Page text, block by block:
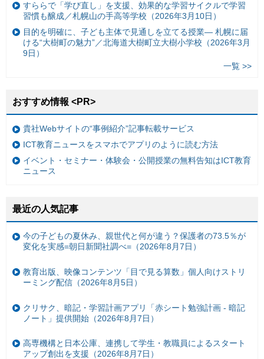
すららで「学び直し」を支援、効果的な学習サイクルで学習
習慣も醸成／札幌山の手高等学校（2026年3月10日）
目的を明確に、子ども主体で見通しを立てる授業— 札幌に届
ける“大樹町の魅力”／北海道大樹町立大樹小学校（2026年3月
9日）
一覧 >>
おすすめ情報 <PR>
貴社Webサイトの“事例紹介”記事転載サービス
ICT教育ニュースをスマホでアプリのように読む方法
イベント・セミナー・体験会・公開授業の無料告知はICT教育
ニュース
最近の人気記事
今の子どもの夏休み、親世代と何が違う？保護者の73.5％が
変化を実感=朝日新聞社調べ=（2026年8月7日）
教育出版、映像コンテンツ「目で見る算数」個人向けストリ
ーミング配信（2026年8月5日）
クリサク、暗記・学習計画アプリ「赤シート勉強計画 - 暗記
ノート」提供開始（2026年8月7日）
高専機構と日本公庫、連携して学生・教職員によるスタート
アップ創出を支援（2026年8月7日）